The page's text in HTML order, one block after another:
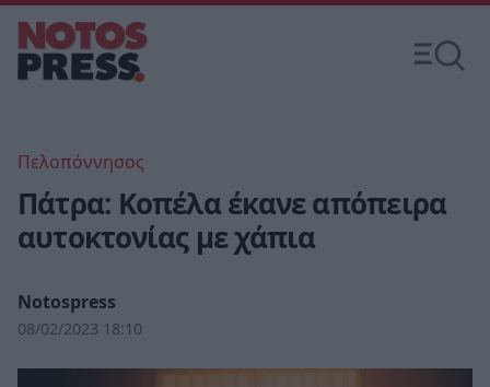
Πελοπόννησος
Πάτρα: Κοπέλα έκανε απόπειρα
αυτοκτονίας με χάπια
Notospress
08/02/2023 18:10